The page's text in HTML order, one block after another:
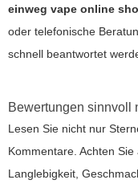
einweg vape online
oder telefonische
schnell beantwortet
Bewertungen sinnvoll
Lesen Sie nicht nur
Kommentare. Achten
Langlebigkeit,